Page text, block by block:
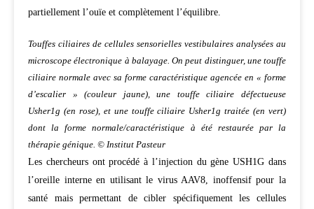
partiellement l’ouïe et complètement l’équilibre.
Touffes ciliaires de cellules sensorielles vestibulaires analysées au
microscope électronique à balayage. On peut distinguer, une touffe
ciliaire normale avec sa forme caractéristique agencée en « forme
d’escalier » (couleur jaune), une touffe ciliaire défectueuse
Usher1g (en rose), et une touffe ciliaire Usher1g traitée (en vert)
dont la forme normale/caractéristique à été restaurée par la
thérapie génique. © Institut Pasteur
Les chercheurs ont procédé à l’injection du gène USH1G dans
l’oreille interne en utilisant le virus AAV8, inoffensif pour la
santé mais permettant de cibler spécifiquement les cellules